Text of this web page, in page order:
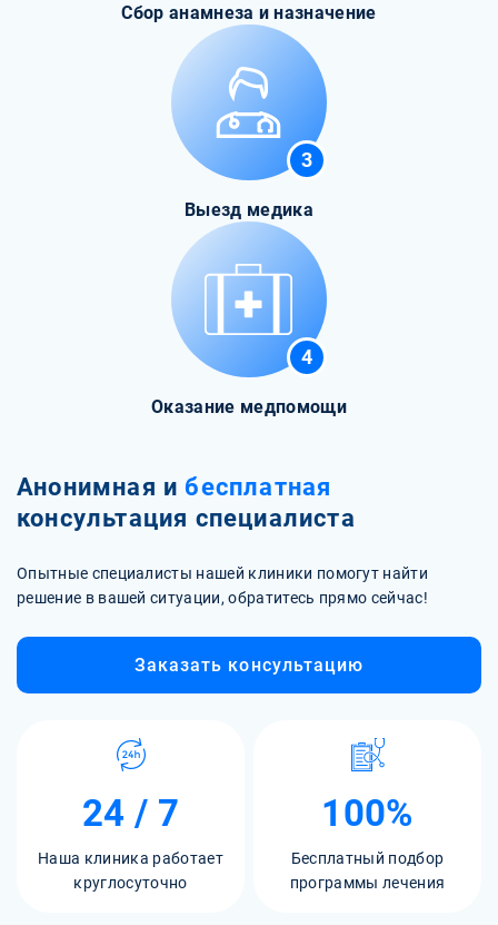
Сбор анамнеза и назначение
3
Выезд медика
4
Оказание медпомощи
Анонимная и бесплатная
консультация специалиста
Опытные специалисты нашей клиники помогут найти
решение в вашей ситуации, обратитесь прямо сейчас!
Заказать консультацию
24 / 7
Наша клиника работает
круглосуточно
100%
Бесплатный подбор
программы лечения